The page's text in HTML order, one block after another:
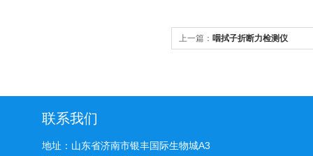
上一篇： 咽拭子折断力检测仪
联系我们
地址：山东省济南市银丰国际生物城A3